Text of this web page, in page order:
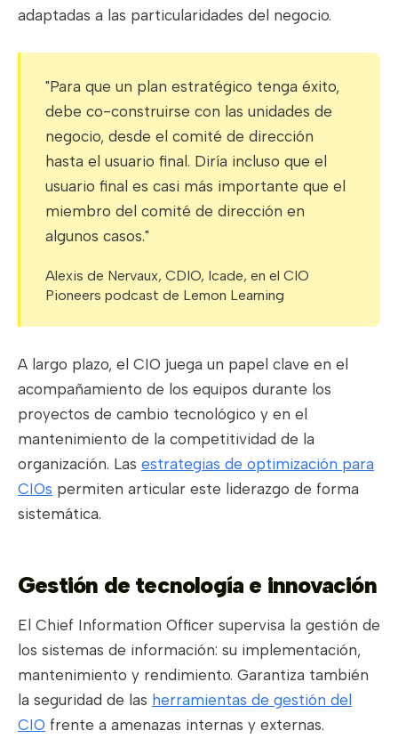
adaptadas a las particularidades del negocio.
"Para que un plan estratégico tenga éxito,
debe co-construirse con las unidades de
negocio, desde el comité de dirección
hasta el usuario final. Diría incluso que el
usuario final es casi más importante que el
miembro del comité de dirección en
algunos casos."
Alexis de Nervaux, CDIO, Icade, en el CIO
Pioneers podcast de Lemon Learning
A largo plazo, el CIO juega un papel clave en el
acompañamiento de los equipos durante los
proyectos de cambio tecnológico y en el
mantenimiento de la competitividad de la
organización. Las estrategias de optimización para
CIOs permiten articular este liderazgo de forma
sistemática.
Gestión de tecnología e innovación
El Chief Information Officer supervisa la gestión de
los sistemas de información: su implementación,
mantenimiento y rendimiento. Garantiza también
la seguridad de las herramientas de gestión del
CIO frente a amenazas internas y externas.